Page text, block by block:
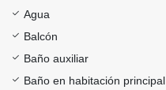
Agua
Balcón
Baño auxiliar
Baño en habitación principal